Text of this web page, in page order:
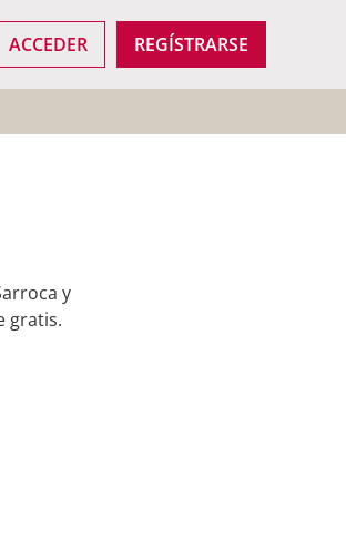
ACCEDER REGÍSTRARSE
y
gratis.